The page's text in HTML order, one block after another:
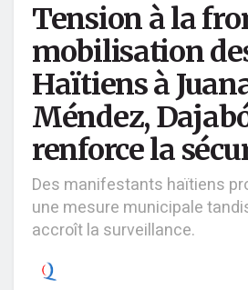
Tension à la
mobilisation
Haïtiens à
Méndez,
renforce la
Des manifestants haïtiens
une mesure municipale
accroît la surveillance.